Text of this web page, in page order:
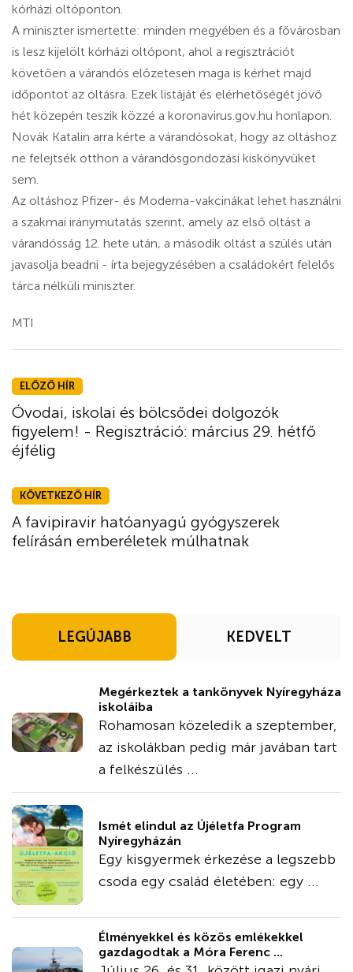
kórházi oltóponton.
A miniszter ismertette: minden megyében és a fővárosban
is lesz kijelölt kórházi oltópont, ahol a regisztrációt
követően a várandós előzetesen maga is kérhet majd
időpontot az oltásra. Ezek listáját és elérhetőségét jövő
hét közepén teszik közzé a koronavirus.gov.hu honlapon.
Novák Katalin arra kérte a várandósokat, hogy az oltáshoz
ne felejtsék otthon a várandósgondozási kiskönyvüket
sem.
Az oltáshoz Pfizer- és Moderna-vakcinákat lehet használni
a szakmai iránymutatás szerint, amely az első oltást a
várandósság 12. hete után, a második oltást a szülés után
javasolja beadni - írta bejegyzésében a családokért felelős
tárca nélküli miniszter.
MTI
ELŐZŐ HÍR
Óvodai, iskolai és bölcsődei dolgozók
figyelem! - Regisztráció: március 29. hétfő
éjfélig
KÖVETKEZŐ HÍR
A favipiravir hatóanyagú gyógyszerek
felírásán emberéletek múlhatnak
LEGÚJABB KEDVELT
Megérkeztek a tankönyvek Nyíregyháza
iskoláiba
Rohamosan közeledik a szeptember,
az iskolákban pedig már javában tart
a felkészülés ...
Ismét elindul az Újéletfa Program
Nyíregyházán
Egy kisgyermek érkezése a legszebb
csoda egy család életében: egy ...
Élményekkel és közös emlékekkel
gazdagodtak a Móra Ferenc ...